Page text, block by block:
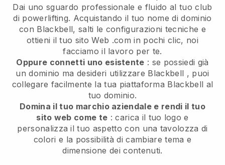
Dai uno sguardo professionale e fluido al tuo club
di powerlifting. Acquistando il tuo nome di dominio
con Blackbell, salti le configurazioni tecniche e
ottieni il tuo sito Web .com in pochi clic, noi
facciamo il lavoro per te.
Oppure connetti uno esistente : se possiedi già
un dominio ma desideri utilizzare Blackbell , puoi
collegare facilmente la tua piattaforma Blackbell al
tuo dominio.
Domina il tuo marchio aziendale e rendi il tuo
sito web come te : carica il tuo logo e
personalizza il tuo aspetto con una tavolozza di
colori e la possibilità di cambiare tema e
dimensione dei contenuti.